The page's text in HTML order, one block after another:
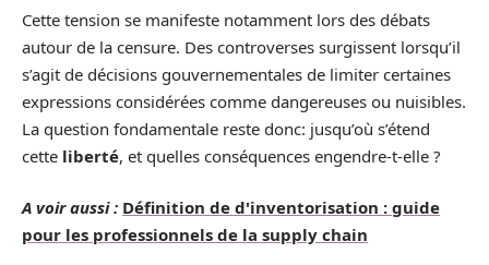
Cette tension se manifeste notamment lors des débats
autour de la censure. Des controverses surgissent lorsqu’il
s’agit de décisions gouvernementales de limiter certaines
expressions considérées comme dangereuses ou nuisibles.
La question fondamentale reste donc: jusqu’où s’étend
cette liberté, et quelles conséquences engendre-t-elle ?
A voir aussi : Définition de d'inventorisation : guide
pour les professionnels de la supply chain